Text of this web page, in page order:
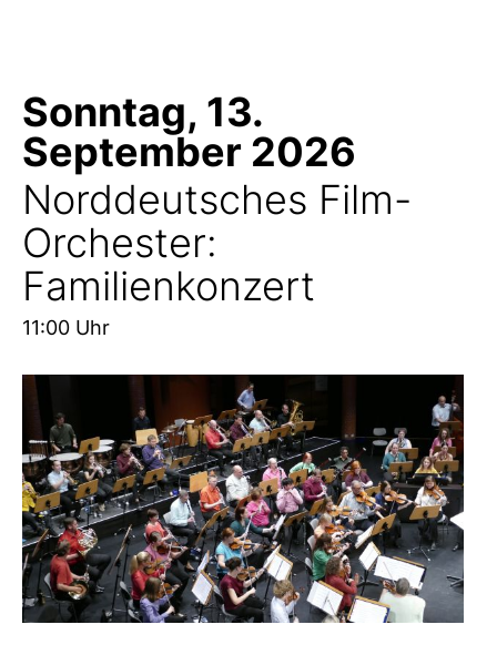
Sonntag, 13.
September 2026
Norddeutsches Film-
Orchester:
Familienkonzert
11:00 Uhr